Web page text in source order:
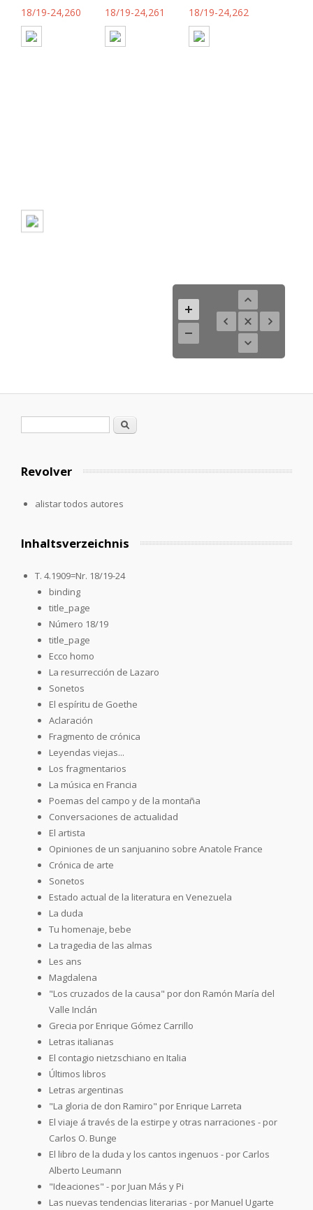
18/19-24,260
18/19-24,261
18/19-24,262
Formulario de búsqueda
Buscar
Revolver
alistar todos autores
Inhaltsverzeichnis
T. 4.1909=Nr. 18/19-24
binding
title_page
Número 18/19
title_page
Ecco homo
La resurrección de Lazaro
Sonetos
El espíritu de Goethe
Aclaración
Fragmento de crónica
Leyendas viejas...
Los fragmentarios
La música en Francia
Poemas del campo y de la montaña
Conversaciones de actualidad
El artista
Opiniones de un sanjuanino sobre Anatole France
Crónica de arte
Sonetos
Estado actual de la literatura en Venezuela
La duda
Tu homenaje, bebe
La tragedia de las almas
Les ans
Magdalena
"Los cruzados de la causa" por don Ramón María del
Valle Inclán
Grecia por Enrique Gómez Carrillo
Letras italianas
El contagio nietzschiano en Italia
Últimos libros
Letras argentinas
"La gloria de don Ramiro" por Enrique Larreta
El viaje á través de la estirpe y otras narraciones - por
Carlos O. Bunge
El libro de la duda y los cantos ingenuos - por Carlos
Alberto Leumann
"Ideaciones" - por Juan Más y Pi
Las nuevas tendencias literarias - por Manuel Ugarte